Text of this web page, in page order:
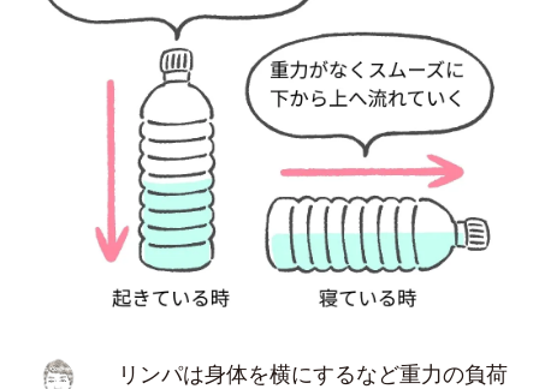
リンパは身体を横にするなど重力の負荷